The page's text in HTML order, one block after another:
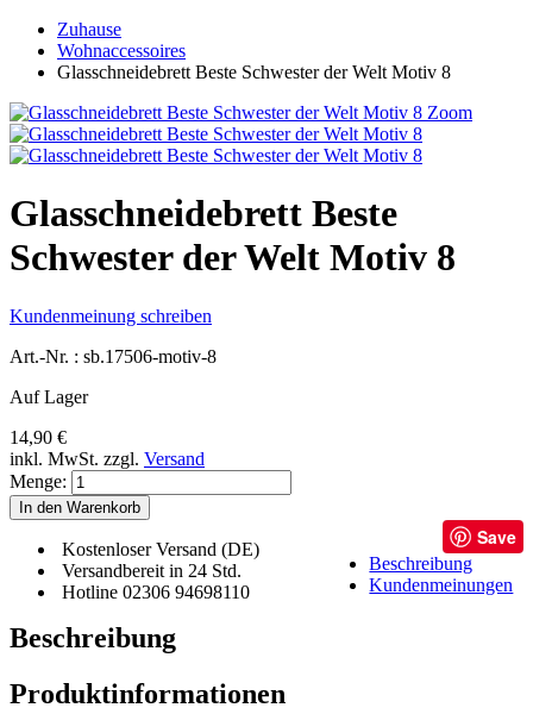
Zuhause
Wohnaccessoires
Glasschneidebrett Beste Schwester der Welt Motiv 8
Zoom
Glasschneidebrett Beste
Schwester der Welt Motiv 8
Kundenmeinung schreiben
Art.-Nr. : sb.17506-motiv-8
Auf Lager
14,90 €
inkl. MwSt. zzgl. Versand
Menge:
In den Warenkorb
Kostenloser Versand (DE)
Versandbereit in 24 Std.
Hotline 02306 94698110
Save
Beschreibung
Kundenmeinungen
Beschreibung
Produktinformationen